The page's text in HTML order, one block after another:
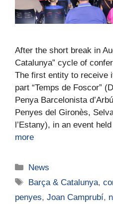
After the short break in
Catalunya” cycle of
The first entity to receive
part “Temps de Foscor”
Penya Barcelonista
Penyes del Gironès,
l’Estany), in an event
more
News
Barça & Catalunya,
penyes, Joan Camprubí,